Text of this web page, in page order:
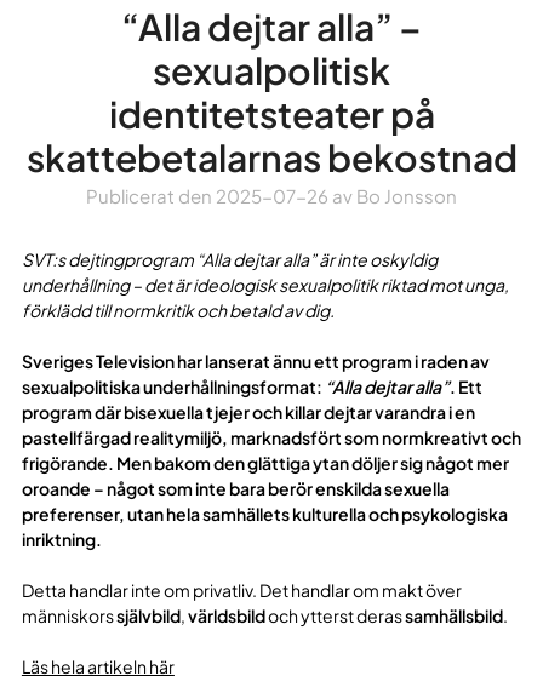
“Alla dejtar alla” –
sexualpolitisk
identitetsteater på
skattebetalarnas bekostnad
Publicerat den 2025-07-26 av Bo Jonsson
SVT:s dejtingprogram “Alla dejtar alla” är inte oskyldig
underhållning – det är ideologisk sexualpolitik riktad mot unga,
förklädd till normkritik och betald av dig.
Sveriges Television har lanserat ännu ett program i raden av
sexualpolitiska underhållningsformat: “Alla dejtar alla”. Ett
program där bisexuella tjejer och killar dejtar varandra i en
pastellfärgad realitymiljö, marknadsfört som normkreativt och
frigörande. Men bakom den glättiga ytan döljer sig något mer
oroande – något som inte bara berör enskilda sexuella
preferenser, utan hela samhällets kulturella och psykologiska
inriktning.
Detta handlar inte om privatliv. Det handlar om makt över
människorssjälvbild,världsbildoch ytterst derassamhällsbild.
Läs hela artikeln här